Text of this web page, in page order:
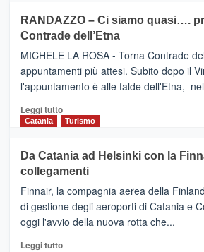
IL
NUOVO
SUMMER
CLUB
VIAGRANDE
(Ct)
–
Benanti
presenta
“Vino
&
Cultura
tappe
dell’enoturismo
RANDAZZO – Ci siamo quasi….
Contrade dell’Etna
MICHELE LA ROSA - Torna Contrade
appuntamenti più attesi. Subito dopo il
l'appuntamento è alle falde dell'Etna,
Leggi tuttoLeggi
di
RANDAZZO
–
Ci
siamo
quasi….
pronti
per
Catania Turismo
Da Catania ad Helsinki con la
collegamenti
Finnair, la compagnia aerea della
di gestione degli aeroporti di Catania e
oggi l'avvio della nuova rotta che...
Leggi tuttoLeggi